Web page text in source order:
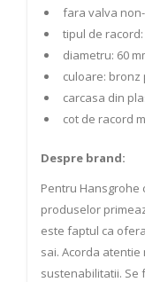
fara valva
tipul de
diametru: 60
culoare: bronz
carcasa din
cot de racord
Despre brand:
Pentru Hansgrohe
produselor
este faptul ca
sai. Acorda
sustenabilitatii. Se